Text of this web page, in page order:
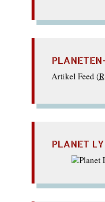
Artikel Feed (
PLANET